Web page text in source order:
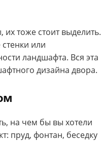
их тоже стоит выделить.
или
ландшафта. Вся эта
дизайна двора.
на чем бы вы хотели
пруд, фонтан, беседку